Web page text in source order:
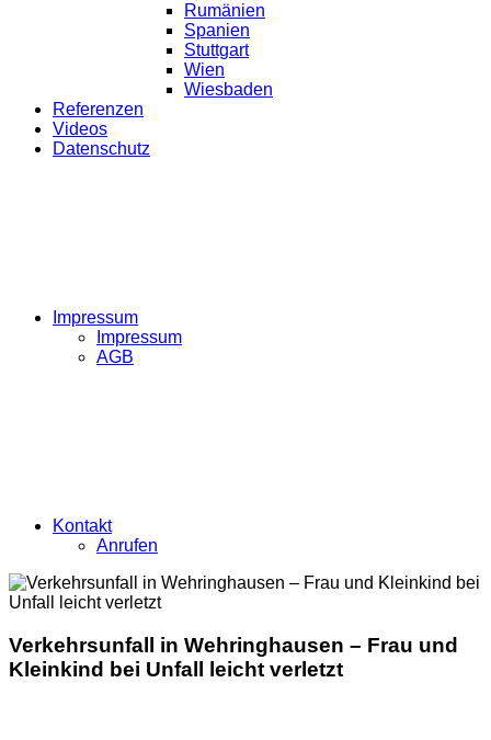
Rumänien
Spanien
Stuttgart
Wien
Wiesbaden
Referenzen
Videos
Datenschutz
Impressum
Impressum
AGB
Kontakt
Anrufen
Verkehrsunfall in Wehringhausen – Frau und
Kleinkind bei Unfall leicht verletzt